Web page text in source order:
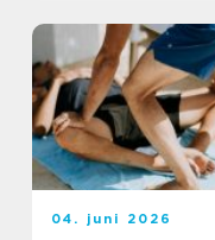
04. juni 2026